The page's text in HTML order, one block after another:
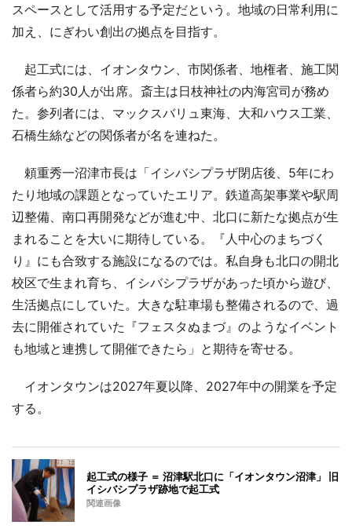
スペースとして活用する予定だという。地域の日常利用に
加え、にぎわい創出の拠点を目指す。
起工式には、イオンタウン、市関係者、地権者、施工関
係者ら約30人が出席。斎主は日枝神社の内海宮司が務め
た。参列者には、マックスバリュ東海、大和ハウス工業、
石橋生絲などの関係者が名を連ねた。
頼重秀一沼津市長は「イシバシプラザ閉店後、5年にわ
たり地域の課題となっていたエリア。鉄道高架事業や駅周
辺整備、南口再開発などが進む中、北口に新たな拠点が生
まれることを大いに期待している。『人中心のまちづく
り』にも合致する施設になるのでは。私自身も北口の開北
校区で生まれ育ち、イシバシプラザがあった頃から遊び、
生活拠点にしていた。大きな駐車場も整備されるので、過
去に開催されていた『フェスタぬまづ』のようなイベント
も地域と連携して開催できたら」と期待を寄せる。
イオンタウンは2027年夏以降、2027年中の開業を予定
する。
起工式の様子 ＝ 沼津駅北口に「イオンタウン沼津」 旧
イシバシプラザ跡地で起工式
関連画像